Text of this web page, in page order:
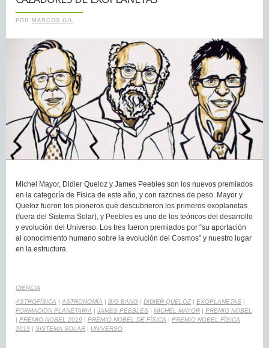
POR MARCOS GIL
Michel Mayor, Didier Queloz y James Peebles son los nuevos premiados
en la categoría de Física de este año, y con razones de peso. Mayor y
Queloz fueron los pioneros que descubrieron los primeros exoplanetas
(fuera del Sistema Solar), y Peebles es uno de los teóricos del desarrollo
y evolución del Universo. Los tres fueron premiados por “su aportación
al conocimiento humano sobre la evolución del Cosmos” y nuestro lugar
en la estructura.
CIENCIA
ASTROFÍSICA | ASTRONOMÍA | BIG BANG | DIDIER QUELOZ| EXOPLANETAS |
FORMACIÓN PLANETARIA | JAMES PEEBLES | MICHEL MAYOR | PREMIO NOBEL
| PREMIO NOBEL 2019 | PREMIO NOBEL DE FÍSICA | PREMIO NOBEL FÍSICA
2019 | SISTEMA SOLAR | UNIVERSO